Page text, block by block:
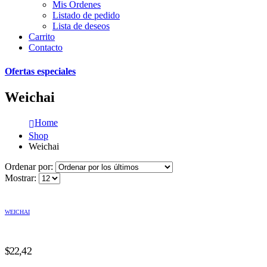
Mis Ordenes
Listado de pedido
Lista de deseos
Carrito
Contacto
Ofertas especiales
Weichai
Home
Shop
Weichai
Ordenar por:
Mostrar:
WEICHAI
$22,42